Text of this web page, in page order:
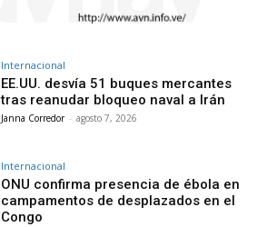
Internacional
EE.UU. desvía 51 buques mercantes
tras reanudar bloqueo naval a Irán
Janna Corredor - agosto 7, 2026
Internacional
ONU confirma presencia de ébola en
campamentos de desplazados en el
Congo